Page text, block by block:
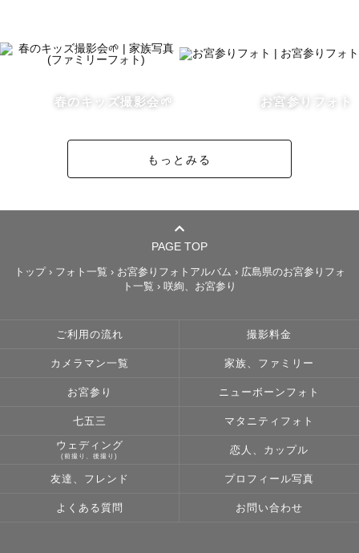
春のキッズ撮影会🌱 お宮参りフォト
もっとみる
PAGE TOP
トップ› フォト一覧 › お宮参りフォトアルバム › 広島県のお宮参りフォ
ト一覧 › 咲絢、お宮参り
ご利用の流れ 撮影料金
カメラマン一覧 家族、ファミリー
お宮参り ニューボーンフォト
七五三 マタニティフォト
ウェディング
(前撮り、後撮り)
恋人、カップル
友達、フレンド プロフィール写真
よくある質問 お問い合わせ